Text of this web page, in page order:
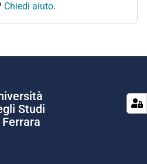
Chiedi aiuto.
Studi